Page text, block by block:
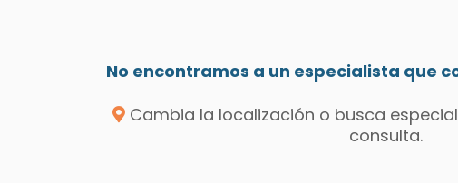
No encontramos a un especialista que
Cambia la localización o busca
consulta.